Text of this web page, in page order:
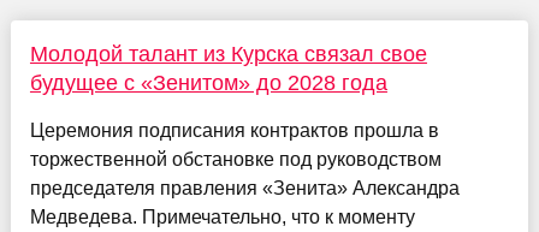
Молодой талант из Курска связал свое
будущее с «Зенитом» до 2028 года
Церемония подписания контрактов прошла в
торжественной обстановке под руководством
председателя правления «Зенита» Александра
Медведева. Примечательно, что к моменту